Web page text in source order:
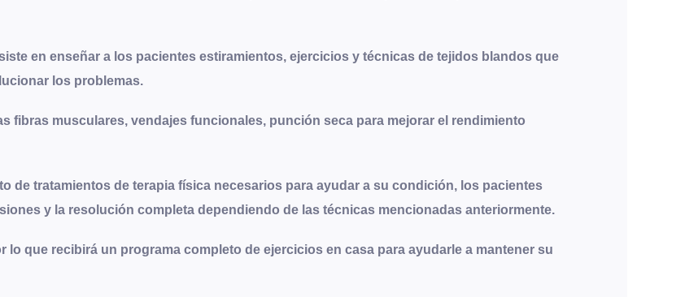
en enseñar a los pacientes estiramientos, ejercicios y técnicas de tejidos blandos que
los problemas.
fibras musculares, vendajes funcionales, punción seca para mejorar el rendimiento
de tratamientos de terapia física necesarios para ayudar a su condición, los pacientes
y la resolución completa dependiendo de las técnicas mencionadas anteriormente.
lo que recibirá un programa completo de ejercicios en casa para ayudarle a mantener su